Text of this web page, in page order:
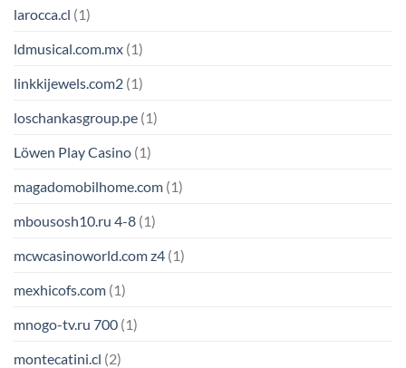
larocca.cl (1)
ldmusical.com.mx (1)
linkkijewels.com2 (1)
loschankasgroup.pe (1)
Löwen Play Casino (1)
magadomobilhome.com (1)
mbousosh10.ru 4-8 (1)
mcwcasinoworld.com z4 (1)
mexhicofs.com (1)
mnogo-tv.ru 700 (1)
montecatini.cl (2)